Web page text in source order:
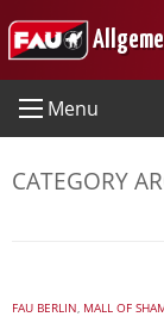
to
Menu
CATEGORY
FAU BERLIN, MALL OF